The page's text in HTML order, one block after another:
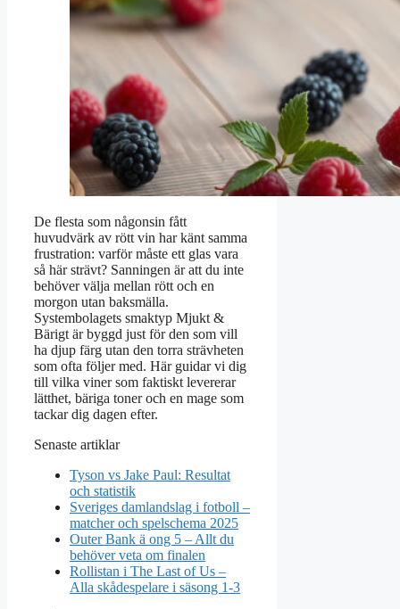
De flesta som någonsin fått
huvudvärk av rött vin har känt samma
frustration: varför måste ett glas vara
så här strävt? Sanningen är att du inte
behöver välja mellan rött och en
morgon utan baksmälla.
Systembolagets smaktyp Mjukt &
Bärigt är byggd just för den som vill
ha djup färg utan den torra strävheten
som ofta följer med. Här guidar vi dig
till vilka viner som faktiskt levererar
lätthet, bäriga toner och en mage som
tackar dig dagen efter.
Senaste artiklar
Tyson vs Jake Paul: Resultat
och statistik
Sveriges damlandslag i fotboll –
matcher och spelschema 2025
Outer Bank ä ong 5 – Allt du
behöver veta om finalen
Rollistan i The Last of Us –
Alla skådespelare i säsong 1-3